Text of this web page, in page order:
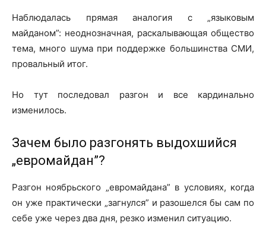
Наблюдалась прямая аналогия с „языковым
майданом”: неоднозначная, раскалывающая общество
тема, много шума при поддержке большинства СМИ,
провальный итог.
Но тут последовал разгон и все кардинально
изменилось.
Зачем было разгонять выдохшийся
„евромайдан”?
Разгон ноябрьского „евромайдана” в условиях, когда
он уже практически „загнулся” и разошелся бы сам по
себе уже через два дня, резко изменил ситуацию.